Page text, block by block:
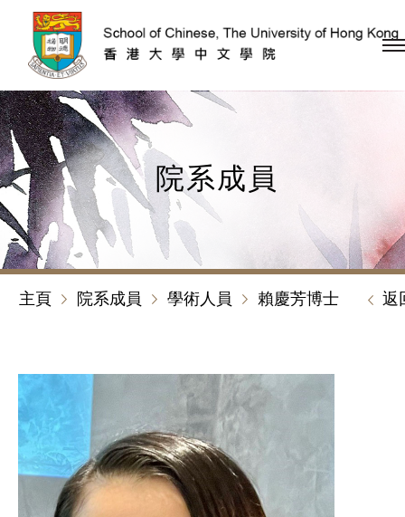
跳到內容（按回車鍵）
院系成員
主頁 院系成員 學術人員 賴慶芳博士 返